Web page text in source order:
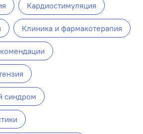
Кардиостимуляция
Клиника и фармакотерапия
синдром